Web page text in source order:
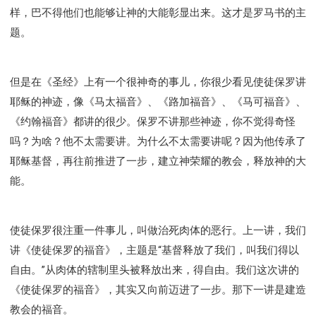
样，巴不得他们也能够让神的大能彰显出来。这才是罗马书的主
题。
但是在《圣经》上有一个很神奇的事儿，你很少看见使徒保罗讲
耶稣的神迹，像《马太福音》、《路加福音》、《马可福音》、
《约翰福音》都讲的很少。保罗不讲那些神迹，你不觉得奇怪
吗？为啥？他不太需要讲。为什么不太需要讲呢？因为他传承了
耶稣基督，再往前推进了一步，建立神荣耀的教会，释放神的大
能。
使徒保罗很注重一件事儿，叫做治死肉体的恶行。上一讲，我们
讲《使徒保罗的福音》，主题是“基督释放了我们，叫我们得以
自由。”从肉体的辖制里头被释放出来，得自由。我们这次讲的
《使徒保罗的福音》，其实又向前迈进了一步。那下一讲是建造
教会的福音。